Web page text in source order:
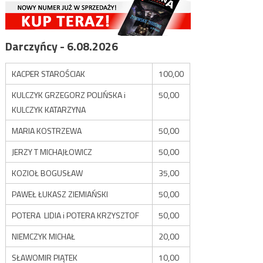
Darczyńcy - 6.08.2026
KACPER STAROŚCIAK
100,00
KULCZYK GRZEGORZ POLIŃSKA i
KULCZYK KATARZYNA
50,00
MARIA KOSTRZEWA
50,00
JERZY T MICHAJŁOWICZ
50,00
KOZIOŁ BOGUSŁAW
35,00
PAWEŁ ŁUKASZ ZIEMIAŃSKI
50,00
POTERA LIDIA i POTERA KRZYSZTOF
50,00
NIEMCZYK MICHAŁ
20,00
SŁAWOMIR PIĄTEK
10,00